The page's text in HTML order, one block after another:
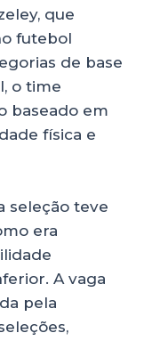
que
futebol
de base
o time
baseado em
física e
seleção teve
era
A vaga
pela